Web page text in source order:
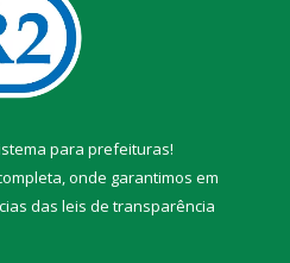
para prefeituras!
onde garantimos em
das leis de transparência